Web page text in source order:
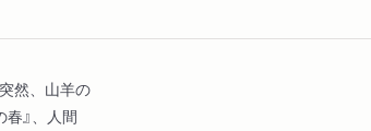
然、山羊の
』、人間